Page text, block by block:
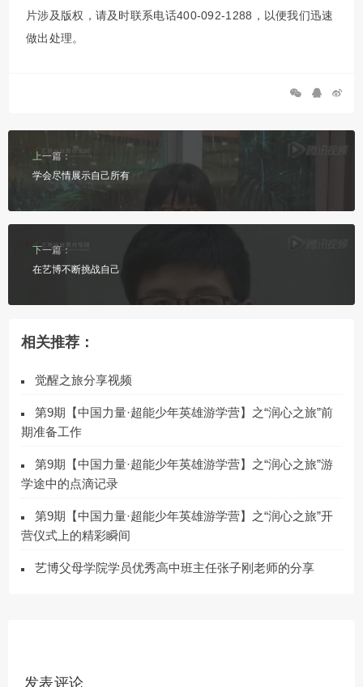
片涉及版权，请及时联系电话400-092-1288，以便我们迅速
做出处理。
上一篇：
学会尽情展示自己所有
下一篇：
在艺博不断挑战自己
相关推荐：
觉醒之旅分享视频
第9期【中国力量·超能少年英雄游学营】之“润心之旅”前
期准备工作
第9期【中国力量·超能少年英雄游学营】之“润心之旅”游
学途中的点滴记录
第9期【中国力量·超能少年英雄游学营】之“润心之旅”开
营仪式上的精彩瞬间
艺博父母学院学员优秀高中班主任张子刚老师的分享
发表评论